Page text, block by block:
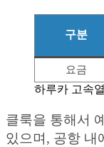
구분
요금
하루카 고속
클룩을 통해서
있으며, 공항 내